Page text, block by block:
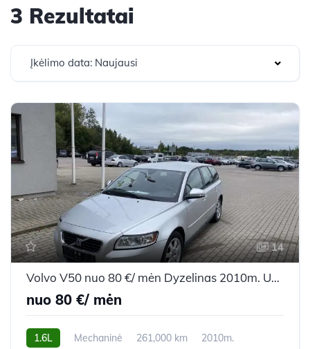
3 Rezultatai
Įkėlimo data: Naujausi
14
Volvo V50 nuo 80 €/ mėn Dyzelinas 2010m. Universalas Mechaninė
nuo 80 €/ mėn
1.6L Mechaninė 261,000 km 2010m.